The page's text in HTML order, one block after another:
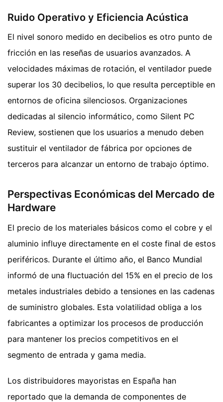
Ruido Operativo y Eficiencia Acústica
El nivel sonoro medido en decibelios es otro punto de
fricción en las reseñas de usuarios avanzados. A
velocidades máximas de rotación, el ventilador puede
superar los 30 decibelios, lo que resulta perceptible en
entornos de oficina silenciosos. Organizaciones
dedicadas al silencio informático, como Silent PC
Review, sostienen que los usuarios a menudo deben
sustituir el ventilador de fábrica por opciones de
terceros para alcanzar un entorno de trabajo óptimo.
Perspectivas Económicas del Mercado de
Hardware
El precio de los materiales básicos como el cobre y el
aluminio influye directamente en el coste final de estos
periféricos. Durante el último año, el Banco Mundial
informó de una fluctuación del 15% en el precio de los
metales industriales debido a tensiones en las cadenas
de suministro globales. Esta volatilidad obliga a los
fabricantes a optimizar los procesos de producción
para mantener los precios competitivos en el
segmento de entrada y gama media.
Los distribuidores mayoristas en España han
reportado que la demanda de componentes de